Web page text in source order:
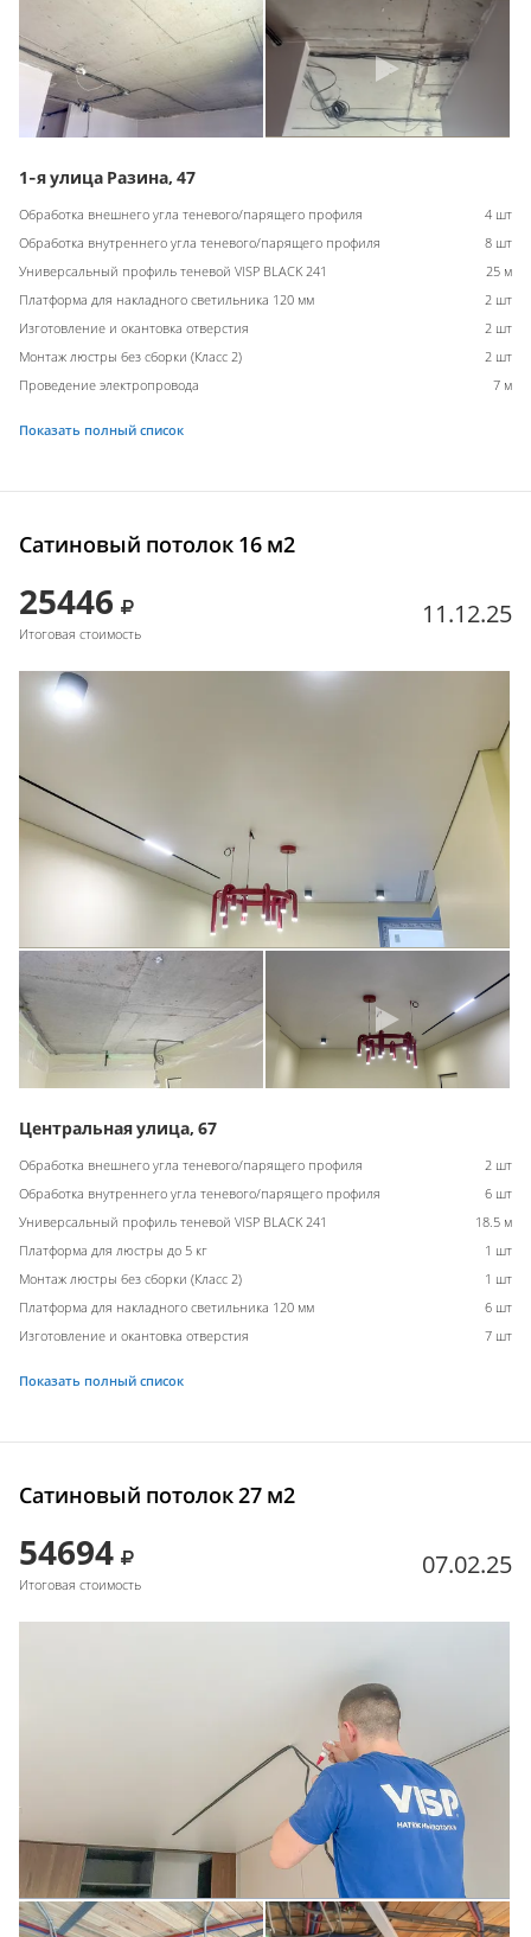
1-я улица Разина, 47
Обработка внешнего угла теневого/парящего профиля
4 шт
Обработка внутреннего угла теневого/парящего профиля
8 шт
Универсальный профиль теневой VISP BLACK 241
25 м
Платформа для накладного светильника 120 мм
2 шт
Изготовление и окантовка отверстия
2 шт
Монтаж люстры без сборки (Класс 2)
2 шт
Проведение электропровода
7 м
Показать полный список
Сатиновый потолок 16 м2
25446
Итоговая стоимость
11.12.25
Центральная улица, 67
Обработка внешнего угла теневого/парящего профиля
2 шт
Обработка внутреннего угла теневого/парящего профиля
6 шт
Универсальный профиль теневой VISP BLACK 241
18.5 м
Платформа для люстры до 5 кг
1 шт
Монтаж люстры без сборки (Класс 2)
1 шт
Платформа для накладного светильника 120 мм
6 шт
Изготовление и окантовка отверстия
7 шт
Показать полный список
Сатиновый потолок 27 м2
54694
Итоговая стоимость
07.02.25